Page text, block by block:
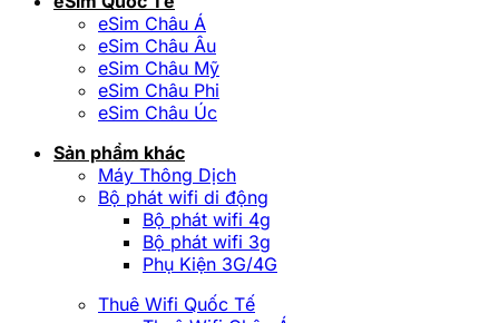
eSim Châu Á
eSim Châu Âu
eSim Châu Mỹ
eSim Châu Phi
eSim Châu Úc
Sản phẩm khác
Máy Thông Dịch
Bộ phát wifi di động
Bộ phát wifi 4g
Bộ phát wifi 3g
Phụ Kiện 3G/4G
Thuê Wifi Quốc Tế